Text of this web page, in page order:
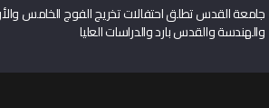
جامعة القدس تطلق احتفالات تخريج الفوج الخامس
والهندسة والقدس بارد والدراسات العليا